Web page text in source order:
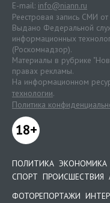
E-mail: info@niann.ru
Реестровая запись СМИ
Выдано Федеральной
информационных
(Роскомнадзор).
Материалы в рубрике
правах рекламы.
На информационном
технологии.
Политика
18+
ПОЛИТИКА ЭКОНОМИКА
СПОРТ ПРОИСШЕСТВИЯ
ФОТОРЕПОРТАЖИ